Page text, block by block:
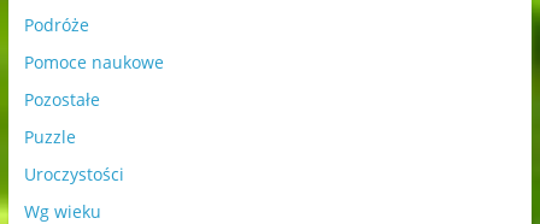
Podróże
Pomoce naukowe
Pozostałe
Puzzle
Uroczystości
Wg wieku